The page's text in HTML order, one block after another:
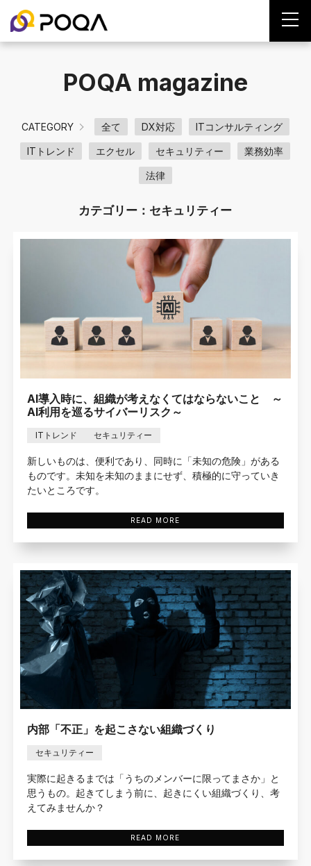
POQA magazine
CATEGORY 全て DX対応 ITコンサルティング
ITトレンド エクセル セキュリティー 業務効率
法律
カテゴリー：セキュリティー
AI導入時に、組織が考えなくてはならないこと ～
AI利用を巡るサイバーリスク～
ITトレンド セキュリティー
新しいものは、便利であり、同時に「未知の危険」がある
ものです。未知を未知のままにせず、積極的に守っていき
たいところです。
内部「不正」を起こさない組織づくり
セキュリティー
実際に起きるまでは「うちのメンバーに限ってまさか」と
思うもの。起きてしまう前に、起きにくい組織づくり、考
えてみませんか？